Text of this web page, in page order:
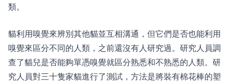
類。
貓利用嗅覺來辨別其他貓並互相溝通，但它們是否也能利用
嗅覺來區分不同的人類，之前還沒有人研究過。研究人員調
查了貓兒是否能夠單憑嗅覺就區分熟悉和不熟悉的人類。研
究人員對三十隻家貓進行了測試，方法是將裝有棉花棒的塑